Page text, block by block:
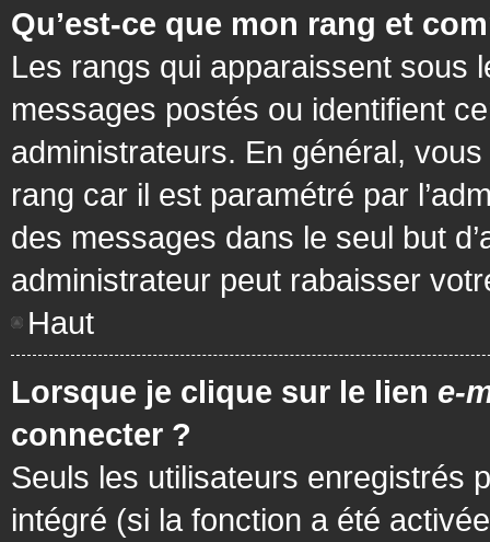
Qu’est-ce que mon rang et
Les rangs qui apparaissent sous
messages postés ou identifient
administrateurs. En général,
rang car il est paramétré par
des messages dans le seul but
administrateur peut rabaisser
Haut
Lorsque je clique sur le lien e-
connecter ?
Seuls les utilisateurs enregistrés
intégré (si la fonction a été